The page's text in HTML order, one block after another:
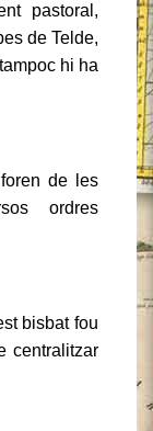
pastoral,
de Telde,
hi ha
de les
ordres
bisbat fou
centralitzar